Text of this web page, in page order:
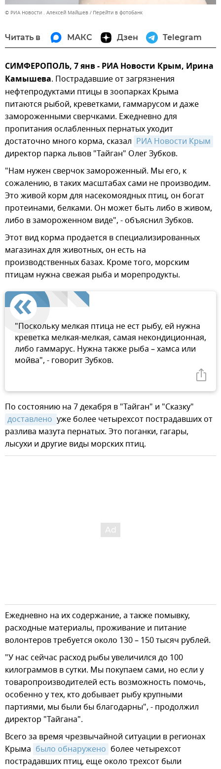
© РИА Новости . Алексей Майшев Перейти в фотобанк
Читать в МАКС Дзен Telegram
СИМФЕРОПОЛЬ, 7 янв - РИА Новости Крым, Ирина
Камышева. Пострадавшие от загрязнения
нефтепродуктами птицы в зоопарках Крыма
питаются рыбой, креветками, гаммарусом и даже
замороженными сверчками. Ежедневно для
пропитания ослабленных пернатых уходит
достаточно много корма, сказал РИА Новости Крым
директор парка львов "Тайган" Олег Зубков.
"Нам нужен сверчок замороженный. Мы его, к
сожалению, в таких масштабах сами не производим.
Это живой корм для насекомоядных птиц, он богат
протеинами, белками. Он может быть либо в живом,
либо в замороженном виде", - объяснил Зубков.
Этот вид корма продается в специализированных
магазинах для животных, он есть на
производственных базах. Кроме того, морским
птицам нужна свежая рыба и морепродукты.
"Поскольку мелкая птица не ест рыбу, ей нужна
креветка мелкая-мелкая, самая некондиционная,
либо гаммарус. Нужна также рыба – хамса или
мойва", - говорит Зубков.
По состоянию на 7 декабря в "Тайган" и "Сказку"
доставлено уже более четырехсот пострадавших от
разлива мазута пернатых. Это поганки, гагары,
лысухи и другие виды морских птиц.
Ежедневно на их содержание, а также помывку,
расходные материалы, проживание и питание
волонтеров требуется около 130 – 150 тысяч рублей.
"У нас сейчас расход рыбы увеличился до 100
килограммов в сутки. Мы покупаем сами, но если у
товаропроизводителей есть возможность помочь,
особенно у тех, кто добывает рыбу крупными
партиями, мы были бы благодарны", - продолжил
директор "Тайгана".
Всего за время чрезвычайной ситуации в регионах
Крыма было обнаружено более четырехсот
пострадавших птиц, еще около трехсот были